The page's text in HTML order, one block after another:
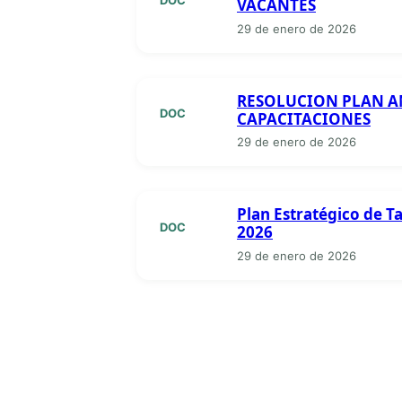
VACANTES
29 de enero de 2026
DOC
RESOLUCION PLAN
CAPACITACIONES
29 de enero de 2026
DOC
Plan Estratégico de
2026
29 de enero de 2026